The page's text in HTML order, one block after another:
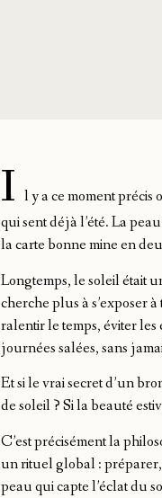
I l y a ce moment
qui sent déjà l’été. La
la carte bonne mine en
Longtemps, le soleil était
cherche plus à s’exposer
ralentir le temps, éviter
journées salées, sans
Et si le vrai secret d’un
de soleil ? Si la beauté
C’est précisément la
un rituel global :
peau qui capte l’éclat du